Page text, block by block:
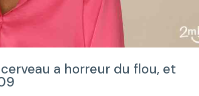
a horreur du flou, et